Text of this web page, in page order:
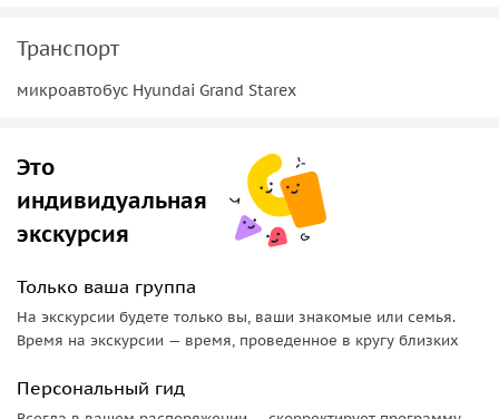
Транспорт
микроавтобус Hyundai Grand Starex
Это
индивидуальная
экскурсия
Только ваша группа
На экскурсии будете только вы, ваши знакомые или семья.
Время на экскурсии — время, проведенное в кругу близких
Персональный гид